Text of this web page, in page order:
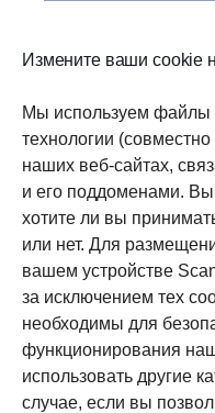
Измените ваши cookie
Мы используем файлы
технологии
наших веб-сайтах,
и его поддоменами.
хотите ли вы
или нет. Для
вашем устройстве
за исключением тех
необходимы для
функционирования
использовать другие
случае, если вы